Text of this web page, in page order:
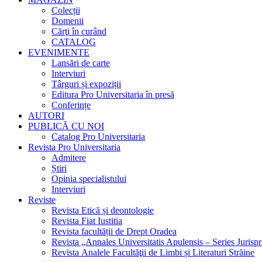
Colecții
Domenii
Cărţi în curând
CATALOG
EVENIMENTE
Lansări de carte
Interviuri
Târguri și expoziții
Editura Pro Universitaria în presă
Conferințe
AUTORI
PUBLICĂ CU NOI
Catalog Pro Universitaria
Revista Pro Universitaria
Admitere
Știri
Opinia specialistului
Interviuri
Reviste
Revista Etică și deontologie
Revista Fiat Iustitia
Revista facultății de Drept Oradea
Revista „Annales Universitatis Apulensis – Series
Revista Analele Facultăţii de Limbi și Literaturi Străine